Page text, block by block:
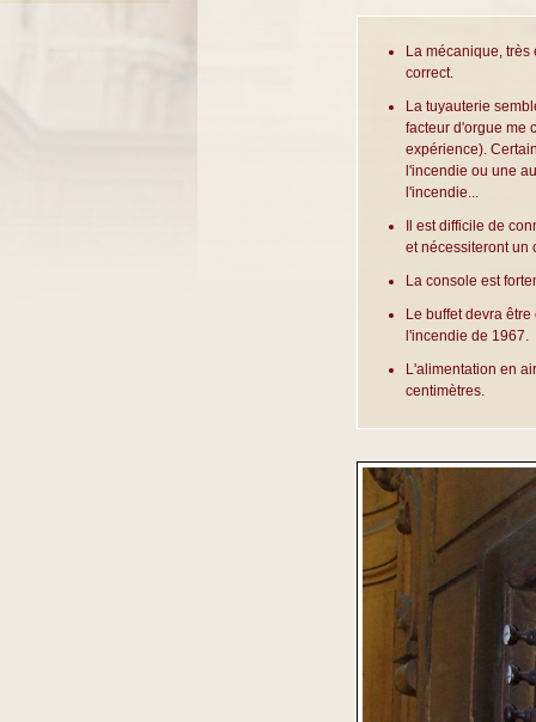
La mécanique,
correct.
La tuyauterie
facteur d'orgue me
expérience).
l'incendie ou une
l'incendie...
Il est difficile de
et nécessiteront un
La console est
Le buffet devra
l'incendie de 1967.
L'alimentation en
centimètres.